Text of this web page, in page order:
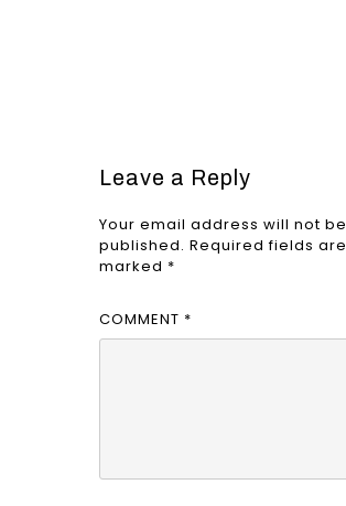
Leave a Reply
Your email address will not be
published. Required fields are
marked *
COMMENT *